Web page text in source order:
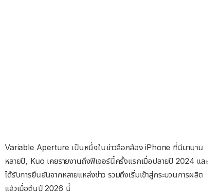
Variable Aperture เป็นหนึ่งในข่าวลือกล้อง iPhone ที่มีมานาน
หลายปี, Kuo เคยรายงานถึงฟีเจอร์นี้ครั้งแรกเมื่อปลายปี 2024 และ
ได้รับการยืนยันจากหลายแหล่งข่าว รวมถึงเริ่มเข้าสู่กระบวนการผลิต
แล้วเมื่อต้นปี 2026 นี้